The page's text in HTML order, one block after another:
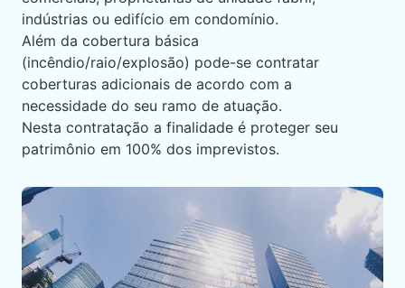
indústrias ou edifício em condomínio.
Além da cobertura básica
(incêndio/raio/explosão) pode-se contratar
coberturas adicionais de acordo com a
necessidade do seu ramo de atuação.
Nesta contratação a finalidade é proteger seu
patrimônio em 100% dos imprevistos.